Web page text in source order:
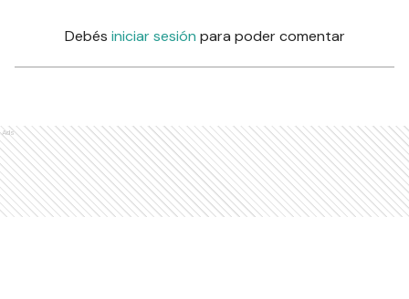
Debés iniciar sesión para poder comentar
Ads